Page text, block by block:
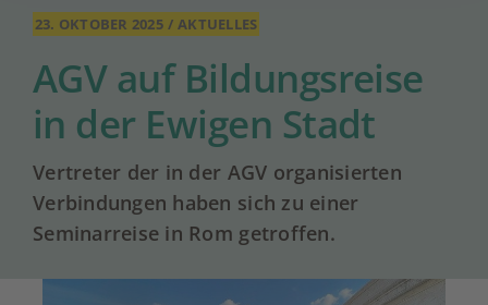
23. OKTOBER 2025 / AKTUELLES
AGV auf Bildungsreise
in der Ewigen Stadt
Vertreter der in der AGV organisierten
Verbindungen haben sich zu einer
Seminarreise in Rom getroffen.